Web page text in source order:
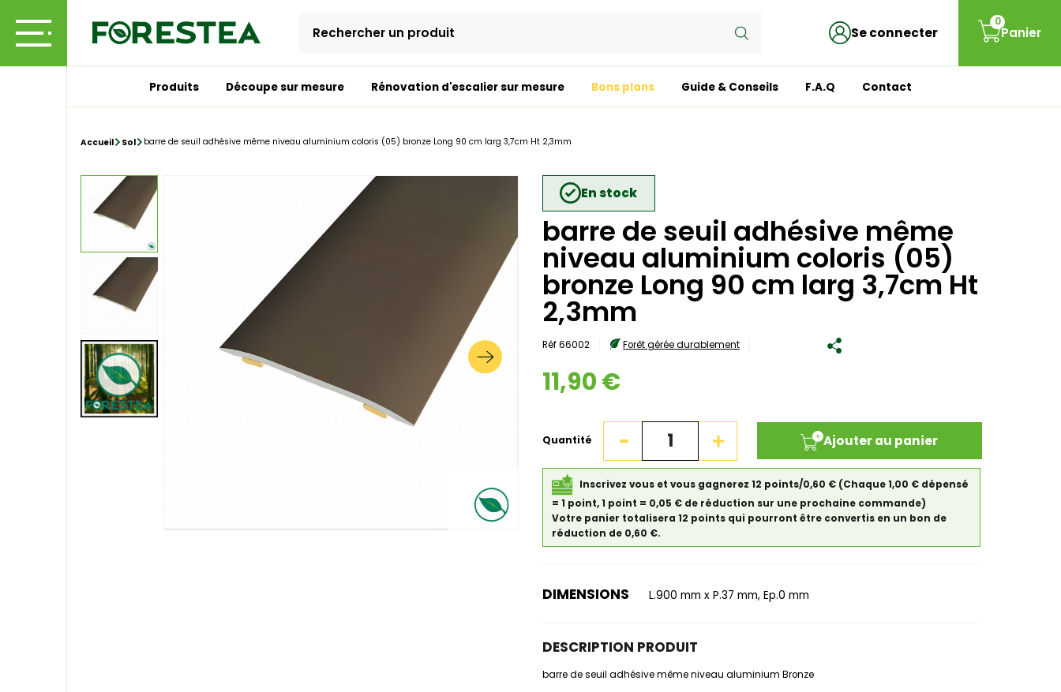
Se connecter
0
Panier
Produits Découpe sur mesure Rénovation d'escalier sur mesure Bons plans Guide & Conseils F.A.Q Contact
Accueil Sol barre de seuil adhésive même niveau aluminium coloris (05) bronze Long 90 cm larg 3,7cm Ht 2,3mm
En stock
barre de seuil adhésive même
niveau aluminium coloris (05)
bronze Long 90 cm larg 3,7cm Ht
2,3mm
Réf 66002 Forêt gérée durablement
11,90 €
Quantité Ajouter au panier
Inscrivez vous et vous gagnerez 12 points/0,60 € (Chaque 1,00 € dépensé
= 1 point, 1 point = 0,05 € de réduction sur une prochaine commande)
Votre panier totalisera 12 points qui pourront être convertis en un bon de
réduction de 0,60 €.
DIMENSIONS L.900 mm x P.37 mm, Ep.0 mm
DESCRIPTION PRODUIT
barre de seuil adhésive même niveau aluminium Bronze